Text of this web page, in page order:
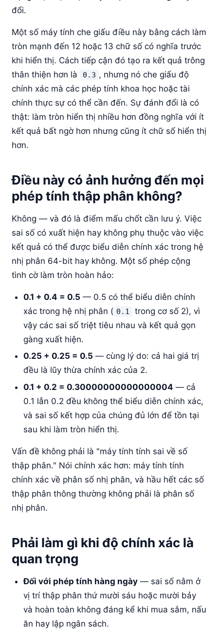
đổi.
Một số máy tính che giấu điều này bằng cách làm
tròn mạnh đến 12 hoặc 13 chữ số có nghĩa trước
khi hiển thị. Cách tiếp cận đó tạo ra kết quả trông
thân thiện hơn là
0.3 , nhưng nó che giấu độ
chính xác mà các phép tính khoa học hoặc tài
chính thực sự có thể cần đến. Sự đánh đổi là có
thật: làm tròn hiển thị nhiều hơn đồng nghĩa với ít
kết quả bất ngờ hơn nhưng cũng ít chữ số hiển thị
hơn.
Điều này có ảnh hưởng đến mọi
phép tính thập phân không?
Không — và đó là điểm mấu chốt cần lưu ý. Việc
sai số có xuất hiện hay không phụ thuộc vào việc
kết quả có thể được biểu diễn chính xác trong hệ
nhị phân 64-bit hay không. Một số phép cộng
tình cờ làm tròn hoàn hảo:
0.1 + 0.4 = 0.5 — 0.5 có thể biểu diễn chính
xác trong hệ nhị phân ( 0.1
trong cơ số 2), vì
vậy các sai số triệt tiêu nhau và kết quả gọn
gàng xuất hiện.
0.25 + 0.25 = 0.5 — cùng lý do: cả hai giá trị
đều là lũy thừa chính xác của 2.
0.1 + 0.2 = 0.30000000000000004 — cả
0.1 lẫn 0.2 đều không thể biểu diễn chính xác,
và sai số kết hợp của chúng đủ lớn để tồn tại
sau khi làm tròn hiển thị.
Vấn đề không phải là "máy tính tính sai về số
thập phân." Nói chính xác hơn: máy tính tính
chính xác về phân số nhị phân, và hầu hết các số
thập phân thông thường không phải là phân số
nhị phân.
Phải làm gì khi độ chính xác là
quan trọng
Đối với phép tính hàng ngày — sai số nằm ở
vị trí thập phân thứ mười sáu hoặc mười bảy
và hoàn toàn không đáng kể khi mua sắm, nấu
ăn hay lập ngân sách.